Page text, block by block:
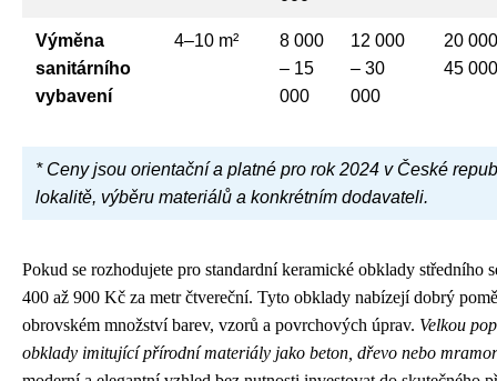
Výměna
sanitárního
vybavení
4–10 m²
8 000
– 15
000
12 000
– 30
000
20
45 000
* Ceny jsou orientační a platné pro rok 2024 v České
lokalitě, výběru materiálů a konkrétním dodavateli.
Pokud se rozhodujete pro standardní keramické obklady středního
400 až 900 Kč za metr čtvereční. Tyto obklady nabízejí dobrý
obrovském množství barev, vzorů a povrchových úprav. Velkou
obklady imitující přírodní materiály jako beton, dřevo nebo mramor